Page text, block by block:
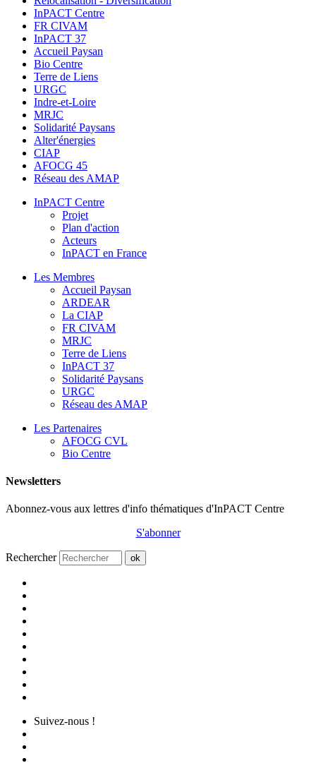
InPACT Centre
FR CIVAM
InPACT 37
Accueil Paysan
Bio Centre
Terre de Liens
URGC
Indre-et-Loire
MRJC
Solidarité Paysans
Alter'énergies
CIAP
AFOCG 45
Réseau des AMAP
InPACT Centre
Projet
Plan d'action
Acteurs
InPACT en France
Les Membres
Accueil Paysan
ARDEAR
La CIAP
FR CIVAM
MRJC
Terre de Liens
InPACT 37
Solidarité Paysans
URGC
Réseau des AMAP
Les Partenaires
AFOCG CVL
Bio Centre
Newsletters
Abonnez-vous aux lettres d'info thématiques d'InPACT Centre
S'abonner
Rechercher ok
Suivez-nous !